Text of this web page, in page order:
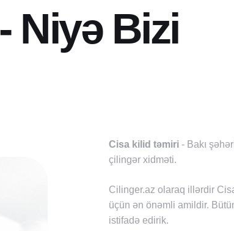
- Niyə Bizi
Cisa kilid təmiri - Bakı
çilingər xidməti.
Cilinger.az olaraq illərdir
üçün ən önəmli amildir.
istifadə edirik.